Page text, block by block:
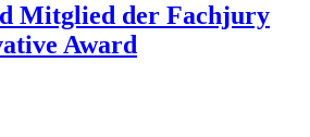
Mitglied der Fachjury
Award